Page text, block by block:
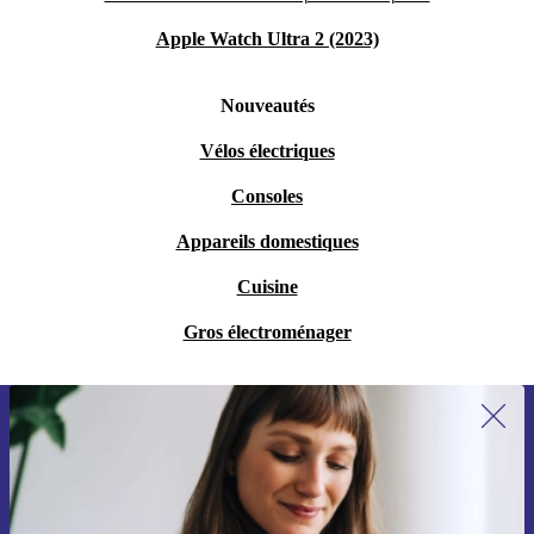
Apple Watch Ultra 2 (2023)
Nouveautés
Vélos électriques
Consoles
Appareils domestiques
Cuisine
Gros électroménager
Recevoir offres et infos de refurbed
par mail
Ne manquez plus aucune offre.